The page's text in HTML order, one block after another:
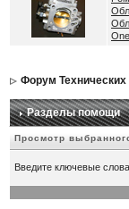
Форум
Разделы помощи
Просмотр
Введите ключевые